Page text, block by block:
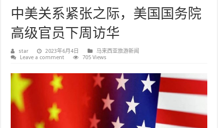
中美关系紧张之际，美国国务院
高级官员下周访华
star 2023年6月4日
马来西亚旅游新闻
Leave a comment
705 Views